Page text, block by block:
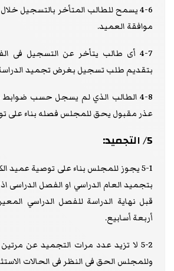
4-6 يسمح للطالب المتأخر بالتسجيل
موافقة العميد.
4-7 أى طالب يتأخر عن التسجيل فى
بتقديم طلب تسجيل بغرض تجميد
4-8 الطالب الذي لم يسجل حسب ضوابط
عذر مقبول يحق للمجلس فصله بناء على
5/ التجميد:
5-1 يجوز للمجلس بناء على توصية عميد
بتجميد العام الدراسي او الفصل الدراسى
قبل نهاية الدراسة للفصل الدراسي
أربعة أسابيع.
5-2 لا تزيد عدد مرات التجميد عن
وللمجلس الحق فى النظر فى الحالات